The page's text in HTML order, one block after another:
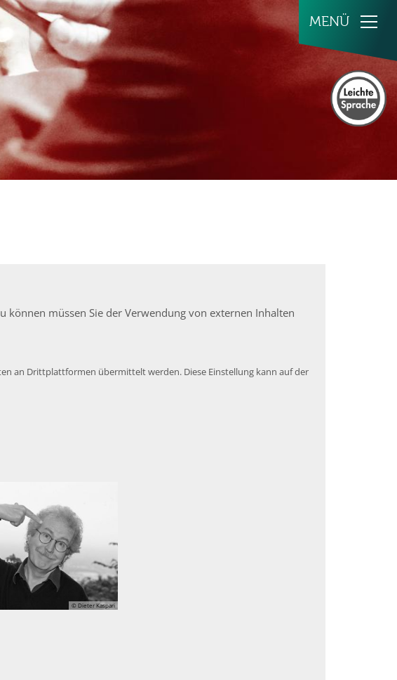
können müssen Sie der Verwendung von externen Inhalten
an Drittplattformen übermittelt werden. Diese Einstellung kann auf der
© Dieter Kaspari